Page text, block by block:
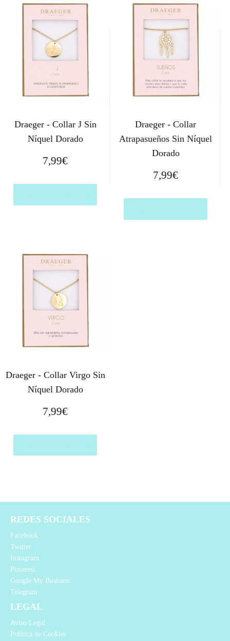
Draeger - Collar J Sin
Níquel Dorado
7,99€
Draeger - Collar
Atrapasueños Sin Níquel
Dorado
7,99€
Draeger - Collar Virgo Sin
Níquel Dorado
7,99€
REDES SOCIALES
Facebook
Twitter
Instagram
Pinterest
Google My Business
Telegram
LEGAL
Aviso Legal
Política de Cookies